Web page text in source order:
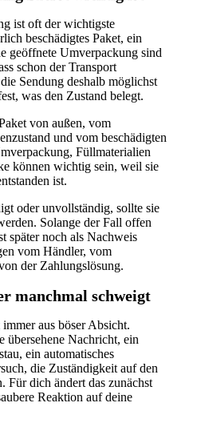
ist oft der wichtigste
beschädigtes Paket, ein
geöffnete Umverpackung sind
schon der Transport
Sendung deshalb möglichst
was den Zustand belegt.
von außen, vom
und vom beschädigten
Füllmaterialien
können wichtig sein, weil sie
ist.
oder unvollständig, sollte sie
Solange der Fall offen
später noch als Nachweis
vom Händler, vom
der Zahlungslösung.
manchmal schweigt
immer aus böser Absicht.
übersehene Nachricht, ein
ein automatisches
die Zuständigkeit auf den
Für dich ändert das zunächst
Reaktion auf deine